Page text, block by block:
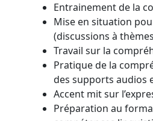
Entrainement de la
Mise en situation
(discussions à
Travail sur la
Pratique de la
des supports audios
Accent mit sur
Préparation au